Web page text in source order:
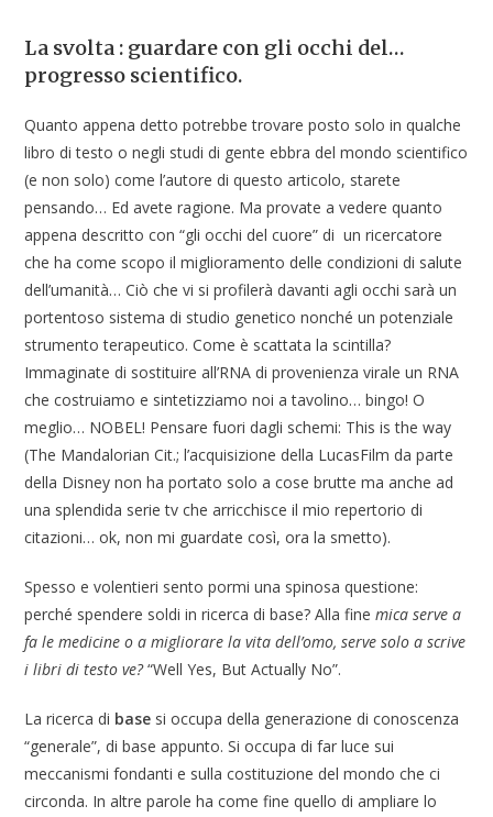
La svolta : guardare con gli occhi del…
progresso scientifico.
Quanto appena detto potrebbe trovare posto solo in qualche
libro di testo o negli studi di gente ebbra del mondo scientifico
(e non solo) come l’autore di questo articolo, starete
pensando… Ed avete ragione. Ma provate a vedere quanto
appena descritto con “gli occhi del cuore” di un ricercatore
che ha come scopo il miglioramento delle condizioni di salute
dell’umanità… Ciò che vi si profilerà davanti agli occhi sarà un
portentoso sistema di studio genetico nonché un potenziale
strumento terapeutico. Come è scattata la scintilla?
Immaginate di sostituire all’RNA di provenienza virale un RNA
che costruiamo e sintetizziamo noi a tavolino… bingo! O
meglio… NOBEL! Pensare fuori dagli schemi: This is the way
(The Mandalorian Cit.; l’acquisizione della LucasFilm da parte
della Disney non ha portato solo a cose brutte ma anche ad
una splendida serie tv che arricchisce il mio repertorio di
citazioni… ok, non mi guardate così, ora la smetto).
Spesso e volentieri sento pormi una spinosa questione:
perché spendere soldi in ricerca di base? Alla finemica serve a
fa le medicine o a migliorare la vita dell’omo, serve solo a scrive
i libri di testo ve?“Well Yes, But Actually No”.
La ricerca di base si occupa della generazione di conoscenza
“generale”, di base appunto. Si occupa di far luce sui
meccanismi fondanti e sulla costituzione del mondo che ci
circonda. In altre parole ha come fine quello di ampliare lo